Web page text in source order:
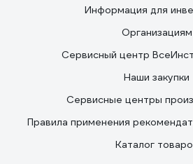
Информация для
Организациям
Сервисный центр
Наши закупки
Сервисные центры
Правила применения
Каталог